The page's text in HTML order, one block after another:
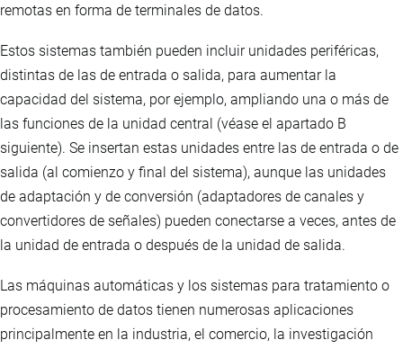
remotas en forma de terminales de datos.
Estos sistemas también pueden incluir unidades periféricas,
distintas de las de entrada o salida, para aumentar la
capacidad del sistema, por ejemplo, ampliando una o más de
las funciones de la unidad central (véase el apartado B
siguiente). Se insertan estas unidades entre las de entrada o de
salida (al comienzo y final del sistema), aunque las unidades
de adaptación y de conversión (adaptadores de canales y
convertidores de señales) pueden conectarse a veces, antes de
la unidad de entrada o después de la unidad de salida.
Las máquinas automáticas y los sistemas para tratamiento o
procesamiento de datos tienen numerosas aplicaciones
principalmente en la industria, el comercio, la investigación